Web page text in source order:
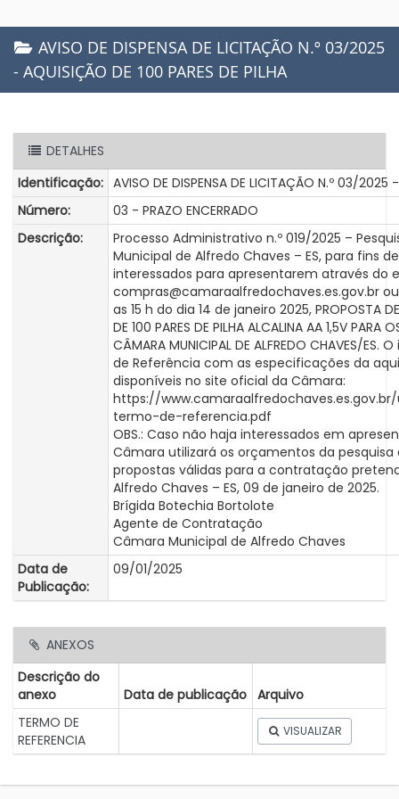
AVISO DE DISPENSA DE LICITAÇÃO N.º 03/2025
- AQUISIÇÃO DE 100 PARES DE PILHA
DETALHES
Identificação: AVISO DE DISPENSA DE LICITAÇÃO N.º 03/2025
Número:
03 - PRAZO ENCERRADO
Descrição:
Processo Administrativo n.º 019/2025 –
Municipal de Alfredo Chaves – ES, para fins
interessados para apresentarem através do
compras@camaraalfredochaves.es.gov.br
as 15 h do dia 14 de janeiro 2025, PROPOSTA
DE 100 PARES DE PILHA ALCALINA AA 1,5V PARA
CÂMARA MUNICIPAL DE ALFREDO CHAVES/
de Referência com as especificações da
disponíveis no site oficial da Câmara:
https://
termo-de-referencia.pdf
OBS.: Caso não haja interessados em
Câmara utilizará os orçamentos da
propostas válidas para a contratação
Alfredo Chaves – ES, 09 de janeiro de 2025.
Brígida Botechia Bortolote
Agente de Contratação
Câmara Municipal de Alfredo Chaves
Data de
Publicação:
09/01/2025
ANEXOS
Descrição do
anexo
Data de publicação Arquivo
TERMO DE
REFERENCIA
VISUALIZAR